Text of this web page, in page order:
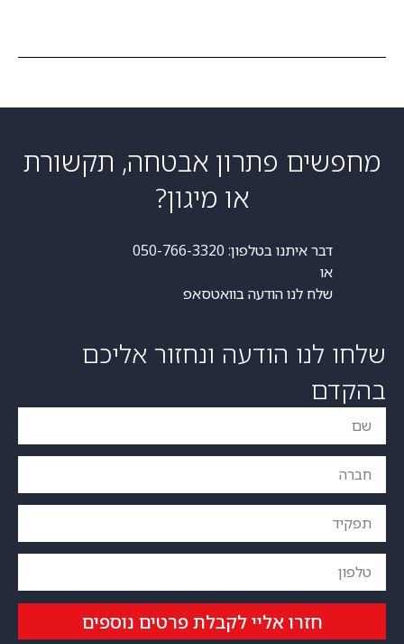
מחפשים פתרון אבטחה, תקשורת
או מיגון?
דבר איתנו בטלפון: 050-766-3320
או
שלח לנו הודעהבוואטסאפ
שלחו לנו הודעה ונחזור אליכם
בהקדם
חזרו אליי לקבלת פרטים נוספים